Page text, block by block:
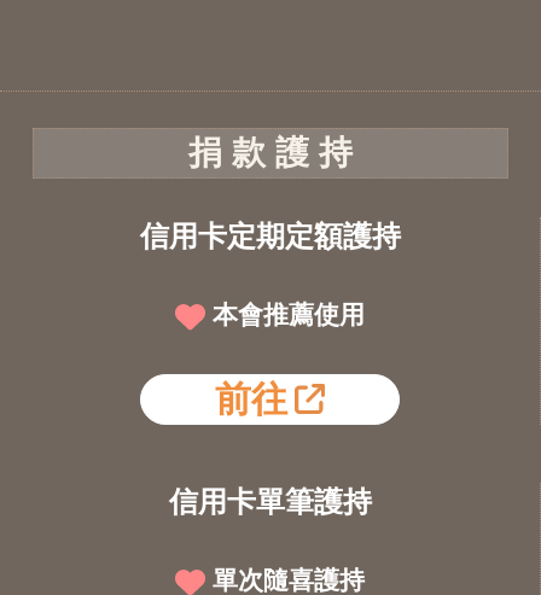
捐 款 護 持
信用卡定期定額護持
本會推薦使用
前往
信用卡單筆護持
單次隨喜護持